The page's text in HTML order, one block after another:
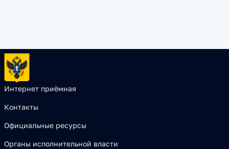
Интернет приёмная
Контакты
Официальные ресурсы
Органы исполнительной власти